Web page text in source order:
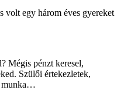
egy három éves gyereket
pénzt keresel,
Szülői értekezletek,
munka…